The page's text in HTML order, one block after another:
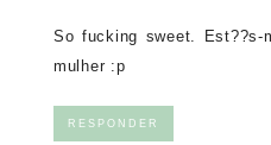
So fucking sweet. Est??s-
mulher :p
RESPONDER